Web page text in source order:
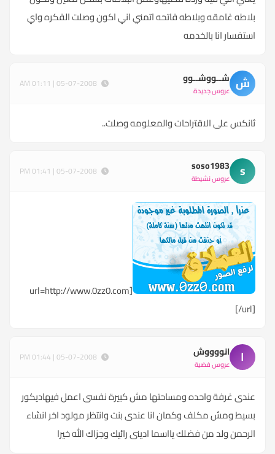
بلاطه غامقه وبلاطه فاتحه اتمني اني اكون وصلت الفكره واي
استفسار انا بالخدمه
ش شــووشــوو
عروس جديدة
ثانكس على الاقتراحات والمعلومه وصلت..
s
soso1983
عروس نشيطة
url=http://www.0zz0.com]
[/url]
ا انووووش
عروس فضية
عندى غرفة واحده ومساحتها مش كبيرة نفسى اعمل فيهاديكور
بسيط ومش مكلف وكمان انا عندى بنت وانتظر مولود اخر انشاء
الرحمن ولد من فضلك يااسما ادينى رائيك وجزاك الله خيرا